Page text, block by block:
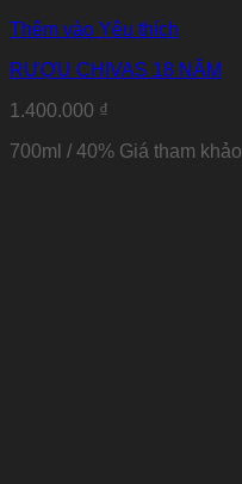
Thêm vào Yêu thích
RƯỢU CHIVAS 18 NĂM
1.400.000 ₫
700ml / 40% Giá tham khảo